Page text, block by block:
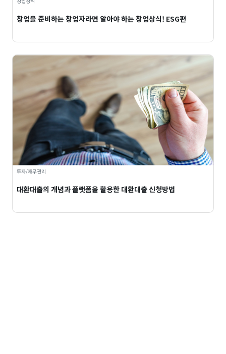
창업을 준비하는 창업자라면 알아야 하는 창업상식! ESG편
투자/재무관리
대환대출의 개념과 플랫폼을 활용한 대환대출 신청방법